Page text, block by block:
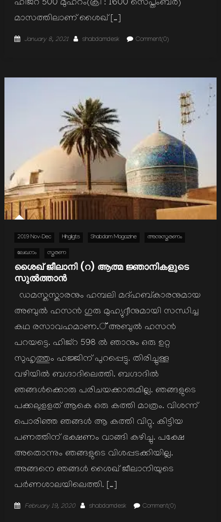
ഹിജ്റ 500 മുഹറം(ക്രി : 1600 സെപ്തംബര്‍)
മാസത്തിലാണ് ശൈഖ് […]
Posted
January 8, 2021 Author
shabdamdesk Comment(0)
2019 Nov-Dec Hihgligts Shabdam Magazine അനുസ്മരണം
ലേഖനം സ്മരണ
ശൈഖ് ജീലാനി (റ) ആത്മ ജ്ഞാനികളുടെ
സുല്‍ത്താന്‍
ഡമസ്കസ്കാരനും ഹമ്പലി മദ്ഹബ്കാരനുമായ
അബുല്‍ ഹസന്‍ ഗുരു മുഹ്യുദ്ദീനുമായി സന്ധിച്ച
കഥ രസാവഹമാണ.് അബുല്‍ ഹസന്‍
പറയട്ടെ. ഹിജ്റ 598 ല്‍ ഞാനും ഒരു ഉറ്റ
സുഹൃത്തും ഹജ്ജിന് പുറപ്പെട്ടു. തിരിച്ചുള്ള
വഴിയില്‍ ബഗ്ദാദിലെത്തി. ബഗ്ദാദില്‍
ഞങ്ങള്‍ക്കൊരു പരിചയക്കാരുമില്ല. ഞങ്ങളുടെ
പക്കലുളളത് ആകെ ഒരു കത്തി മാത്രം. വിശന്ന്
പൊരിഞ്ഞ ഞങ്ങള്‍ ആ കത്തി വിറ്റു. കിട്ടിയ
പണത്തിന് ഭക്ഷണം വാങ്ങി കഴിച്ചു. പക്ഷേ
അതൊന്നും ഞങ്ങളുടെ വിശപ്പടക്കിയില്ല.
അങ്ങനെ ഞങ്ങള്‍ ശൈഖ് ജീലാനിയുടെ
പര്‍ണശാലയിലെത്തി. […]
Posted
February 19, 2020 Author
shabdamdesk Comment(0)